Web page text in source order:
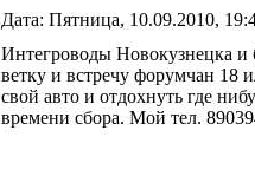
Дата: Пятница, 10.09.2010,
Интегроводы Новокузнецка и
ветку и встречу форумчан 18
свой авто и отдохнуть где
времени сбора. Мой тел.